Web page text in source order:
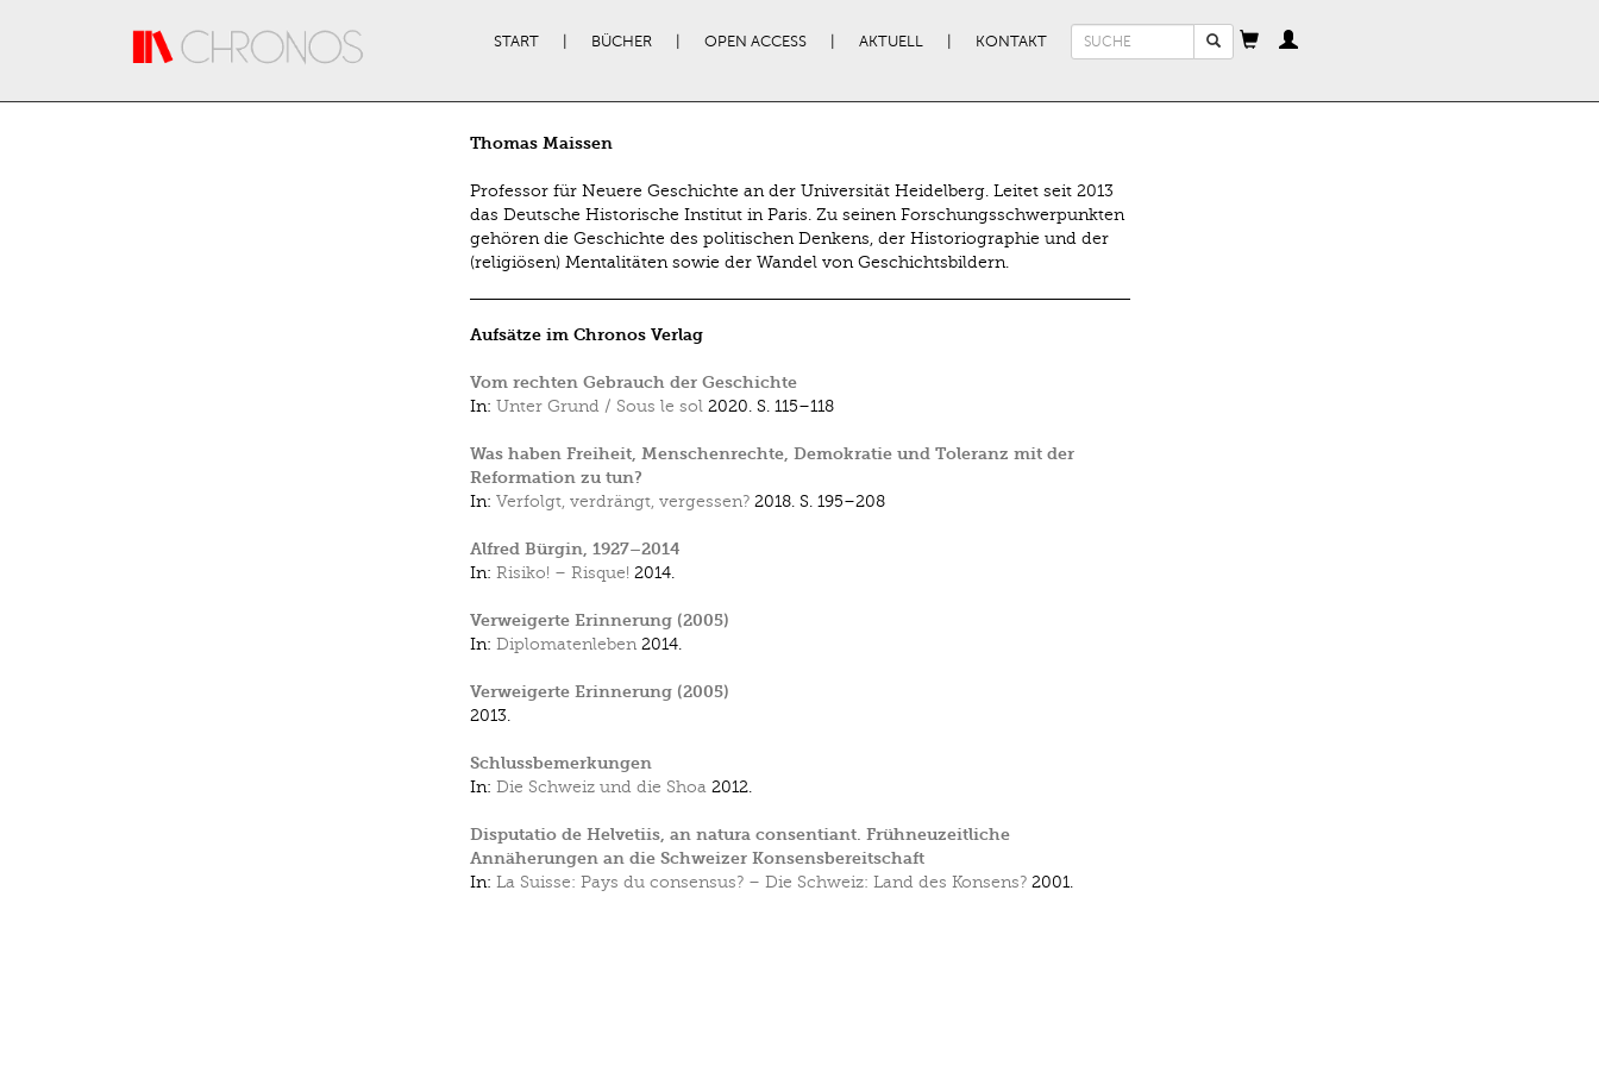
START BÜCHER OPEN ACCESS AKTUELL KONTAKT
Suchformular
Thomas Maissen
Professor für Neuere Geschichte an der Universität Heidelberg. Leitet seit 2013
das Deutsche Historische Institut in Paris. Zu seinen Forschungsschwerpunkten
gehören die Geschichte des politischen Denkens, der Historiographie und der
(religiösen) Mentalitäten sowie der Wandel von Geschichtsbildern.
Aufsätze im Chronos Verlag
Vom rechten Gebrauch der Geschichte
In: Unter Grund / Sous le sol 2020. S. 115–118
Was haben Freiheit, Menschenrechte, Demokratie und Toleranz mit der
Reformation zu tun?
In: Verfolgt, verdrängt, vergessen? 2018. S. 195–208
Alfred Bürgin, 1927–2014
In: Risiko! – Risque! 2014.
Verweigerte Erinnerung (2005)
In: Diplomatenleben 2014.
Verweigerte Erinnerung (2005)
2013.
Schlussbemerkungen
In: Die Schweiz und die Shoa 2012.
Disputatio de Helvetiis, an natura consentiant. Frühneuzeitliche
Annäherungen an die Schweizer Konsensbereitschaft
In: La Suisse: Pays du consensus? – Die Schweiz: Land des Konsens? 2001.